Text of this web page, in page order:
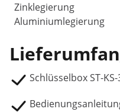
Zinklegierung
Aluminiumlegierung
Schlüsselbox ST-